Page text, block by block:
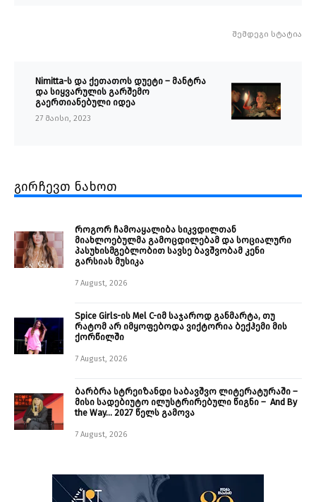
შემდეგი სტატია
Nimitta-ს და ქეთათოს დუეტი – მანტრა
და სიყვარულის გარშემო
გაერთიანებული იდეა
27 მაისი, 2023
გირჩევთ ნახოთ
როგორ ჩამოაყალიბა სიკვდილთან
მიახლოებულმა გამოცდილებამ და სოციალური
პასუხისმგებლობით სავსე ბავშვობამ კენი
გარსიას მუსიკა
7 August, 2026
Spice Girls-ის Mel C-იმ საჯაროდ განმარტა, თუ
რატომ არ იმყოფებოდა ვიქტორია ბექჰემი მის
ქორწილში
7 August, 2026
ბარბრა სტრეიზანდი საბავშვო ლიტერატურაში –
მისი სადებიუტო ილუსტრირებული წიგნი – And By
the Way… 2027 წელს გამოვა
7 August, 2026